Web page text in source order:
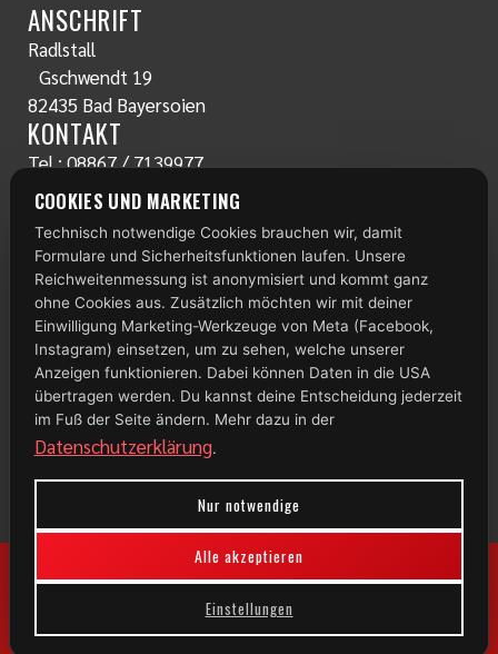
ANSCHRIFT
Radlstall
Gschwendt 19
82435 Bad Bayersoien
KONTAKT
Tel.:08867 / 7139977
www.radlstall.com
ÖFFNUNGSZEITEN
Montag: geschlossen
Di – Fr: 10:00 – 18:00 Uhr
Samstag: 09:00 – 13:00 Uhr
TOP 100
© 2026 Radlstall | Bad Bayersoien
Impressum|Datenschutz
COOKIES UND MARKETING
Technisch notwendige Cookies brauchen wir, damit
Formulare und Sicherheitsfunktionen laufen. Unsere
Reichweitenmessung ist anonymisiert und kommt ganz
ohne Cookies aus. Zusätzlich möchten wir mit deiner
Einwilligung Marketing-Werkzeuge von Meta (Facebook,
Instagram) einsetzen, um zu sehen, welche unserer
Anzeigen funktionieren. Dabei können Daten in die USA
übertragen werden. Du kannst deine Entscheidung jederzeit
im Fuß der Seite ändern. Mehr dazu in der
Datenschutzerklärung.
Nur notwendige
Alle akzeptieren
Einstellungen